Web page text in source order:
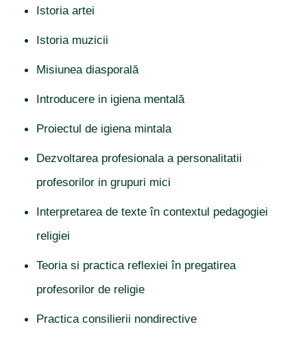
Istoria artei
Istoria muzicii
Misiunea diasporală
Introducere in igiena mentală
Proiectul de igiena mintala
Dezvoltarea profesionala a personalitatii
profesorilor in grupuri mici
Interpretarea de texte în contextul pedagogiei
religiei
Teoria si practica reflexiei în pregatirea
profesorilor de religie
Practica consilierii nondirective